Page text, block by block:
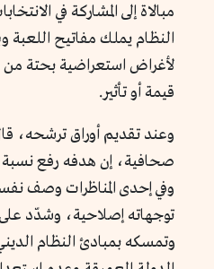
مبالاة إلى المشاركة في
النظام يملك مفاتيح اللعبة
لأغراض استعراضية بحتة من
قيمة أو تأثير.
وعند تقديم أوراق ترشحه،
صحافية، إن هدفه رفع نسبة
وفي إحدى المناظرات وصف
توجهاته إصلاحية، وشدّد على
وتمسكه بمبادئ النظام